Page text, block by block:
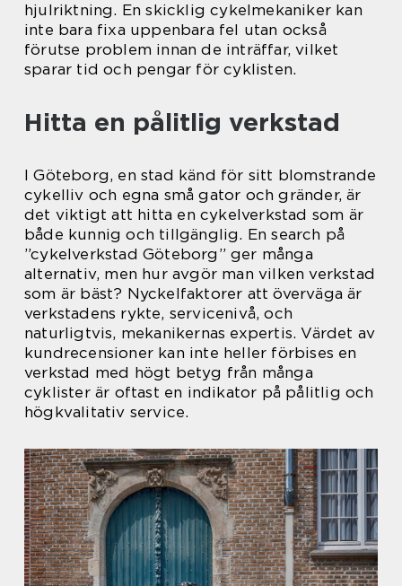
hjulriktning. En skicklig cykelmekaniker kan
inte bara fixa uppenbara fel utan också
förutse problem innan de inträffar, vilket
sparar tid och pengar för cyklisten.
Hitta en pålitlig verkstad
I Göteborg, en stad känd för sitt blomstrande
cykelliv och egna små gator och gränder, är
det viktigt att hitta en cykelverkstad som är
både kunnig och tillgänglig. En search på
”cykelverkstad Göteborg” ger många
alternativ, men hur avgör man vilken verkstad
som är bäst? Nyckelfaktorer att överväga är
verkstadens rykte, servicenivå, och
naturligtvis, mekanikernas expertis. Värdet av
kundrecensioner kan inte heller förbises en
verkstad med högt betyg från många
cyklister är oftast en indikator på pålitlig och
högkvalitativ service.